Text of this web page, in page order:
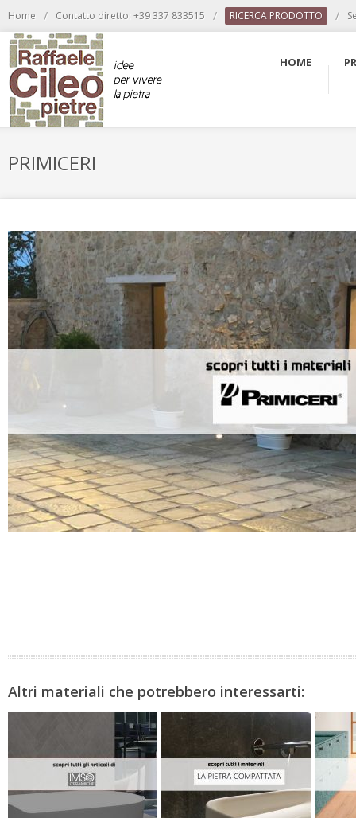
Home / Contatto diretto: +39 337 833515 / RICERCA PRODOTTO /
HOME
PRIMICERI
Altri materiali che potrebbero interessarti: